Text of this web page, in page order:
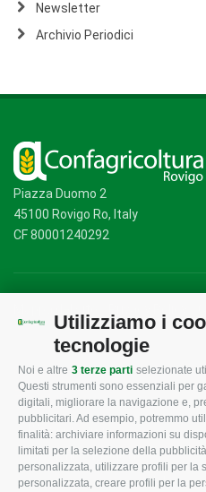
Utilizziamo i
tecnologie
Noi e altre 3 terze parti selezionate
Questi strumenti sono essenziali per
digitali, migliorare la navigazione e,
pubblicitari. Ad esempio, potremmo
finalità: archiviare informazioni su
limitati per la selezione della
personalizzata, utilizzare profili per la
personalizzata, creare profili per la
Newsletter
Archivio Periodici
Piazza Duomo 2
45100 Rovigo Ro, Italy
CF 80001240292
CONFAGRICOLTURA
ROVIGO
L'Associazione
Missione e Progetto
Organigramma aziendale